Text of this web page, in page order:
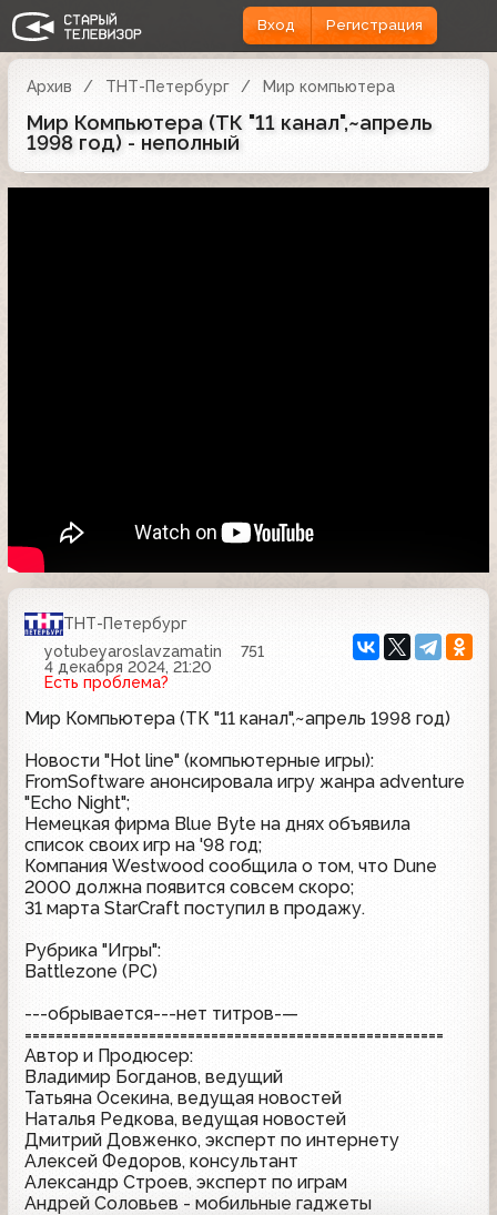
Вход Регистрация
Архив ТНТ-Петербург Мир компьютера
Мир Компьютера (ТК "11 канал",~апрель
1998 год) - неполный
ТНТ-Петербург
yotubeyaroslavzamatin
751
4 декабря 2024, 21:20
Есть проблема?
Мир Компьютера (ТК "11 канал",~апрель 1998 год)
Новости "Hot line" (компьютерные игры):
FromSoftware анонсировала игру жанра adventure
"Echo Night";
Немецкая фирма Blue Byte на днях объявила
список своих игр на '98 год;
Компания Westwood сообщила о том, что Dune
2000 должна появится совсем скоро;
31 марта StarCraft поступил в продажу.
Рубрика "Игры":
Battlezone (PC)
---обрывается---нет титров-—
======================================================
Автор и Продюсер:
Владимир Богданов, ведущий
Татьяна Осекина, ведущая новостей
Наталья Редкова, ведущая новостей
Дмитрий Довженко, эксперт по интернету
Алексей Федоров, консультант
Александр Строев, эксперт по играм
Андрей Соловьев - мобильные гаджеты